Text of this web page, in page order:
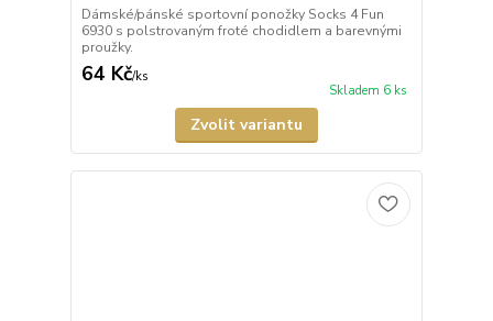
Dámské/pánské sportovní ponožky Socks 4 Fun
6930 s polstrovaným froté chodidlem a barevnými
proužky.
64 Kč/ks
Skladem 6 ks
Zvolit variantu